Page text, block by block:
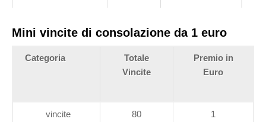
Mini vincite di consolazione da 1 euro
Categoria
Totale
Vincite
Premio in
Euro
vincite
80 1